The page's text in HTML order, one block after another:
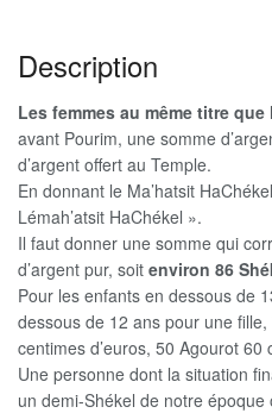
Description
Les femmes au même titre que
avant Pourim, une somme
d’argent offert au Temple.
En donnant le Ma’hatsit
Lémah’atsit HaChékel ».
Il faut donner une somme qui
d’argent pur, soit environ 86
Pour les enfants en dessous de
dessous de 12 ans pour une
centimes d’euros, 50 Agourot 60
Une personne dont la situation
un demi-Shékel de notre époque